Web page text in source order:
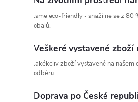
Jsme eco-friendly - snažíme se z 80
obalů.
Veškeré vystavené zboží
Jakékoliv zboží vystavené na našem
odběru.
Doprava po České